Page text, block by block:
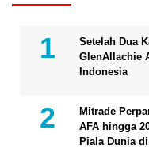
Setelah Dua
GlenAllachie
Indonesia
Mitrade
AFA hingga
Piala Dunia